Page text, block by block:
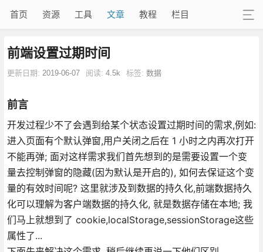
首页 资源 工具 文章 教程 栏目
前端设置过期时间
更新日期: 2019-06-07 阅读: 4.5k 标签: 数据
前言
开发过程少不了会遇到给某个状态设置过期时间的需求,例如:
进入页面有个默认弹窗,用户关闭之后在 1 小时之内再次打开
不能再弹; 面对这样需求我们首先想到的是需要设置一个变
量去控制弹窗的隐藏(因为默认是开启的), 如何去保证这个变
量的有效时间呢? 这里就涉及到数据的持久化,前端数据持久
化可以理解为客户端数据的持久化, 就是数据存储在本地; 我
们马上就想到了 cookie,localStorage,sessionStorage这些
属性了...